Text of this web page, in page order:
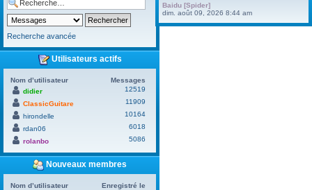
Recherche avancée
Utilisateurs actifs
Nom d’utilisateur
Messages
didier
12519
ClassicGuitare
11909
hirondelle
10164
rdan06
6018
rolanbo
5086
Nouveaux membres
Nom d’utilisateur
Enregistré le
Baidu [Spider]
dim. août 09, 2026 8:44 am